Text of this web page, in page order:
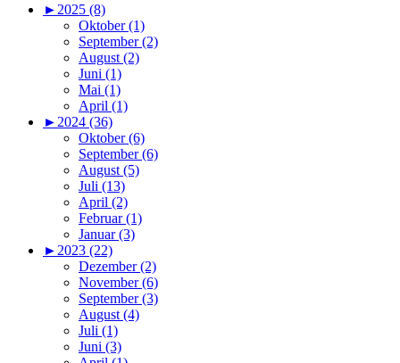
► 2025 (8)
Oktober (1)
September (2)
August (2)
Juni (1)
Mai (1)
April (1)
► 2024 (36)
Oktober (6)
September (6)
August (5)
Juli (13)
April (2)
Februar (1)
Januar (3)
► 2023 (22)
Dezember (2)
November (6)
September (3)
August (4)
Juli (1)
Juni (3)